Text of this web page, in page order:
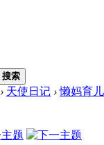
搜索
› 天使日记 › 懒妈育